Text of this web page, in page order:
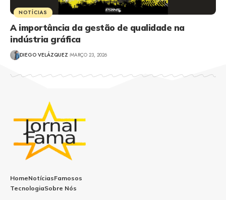
NOTÍCIAS
A importância da gestão de qualidade na
indústria gráfica
DIEGO VELÁZQUEZ MARÇO 23, 2026
HomeNotíciasFamosos
TecnologiaSobre Nós